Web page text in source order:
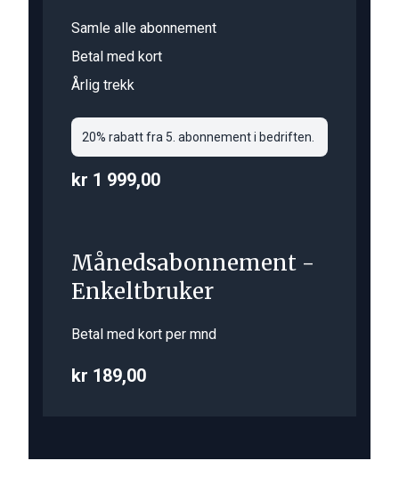
Samle alle abonnement
Betal med kort
Årlig trekk
20% rabatt fra 5. abonnement i bedriften.
kr 1 999,00
Månedsabonnement -
Enkeltbruker
Betal med kort per mnd
kr 189,00